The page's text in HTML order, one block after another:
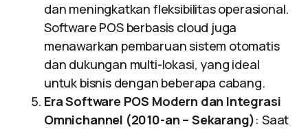
dan meningkatkan fleksibilitas operasional.
Software POS berbasis cloud juga
menawarkan pembaruan sistem otomatis
dan dukungan multi-lokasi, yang ideal
untuk bisnis dengan beberapa cabang.
Era Software POS Modern dan Integrasi
Omnichannel (2010-an – Sekarang): Saat